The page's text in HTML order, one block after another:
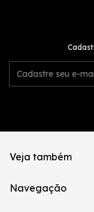
Veja também
Navegação